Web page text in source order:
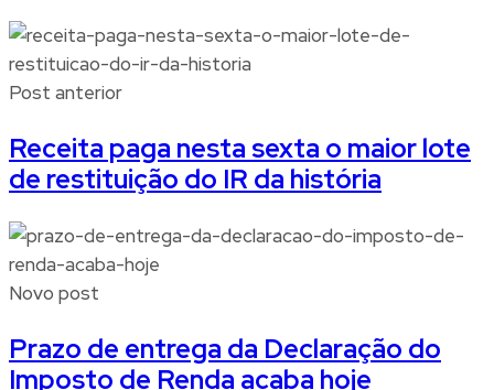
Post anterior
Receita paga nesta sexta o maior lote
de restituição do IR da história
Novo post
Prazo de entrega da Declaração do
Imposto de Renda acaba hoje